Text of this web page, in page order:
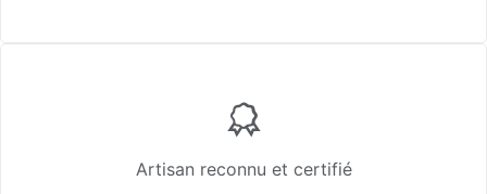
Artisan reconnu et certifié